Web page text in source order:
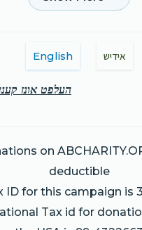
English אידיש
העלפט אונז
on
deductible
ID for this campaign is
Tax id for